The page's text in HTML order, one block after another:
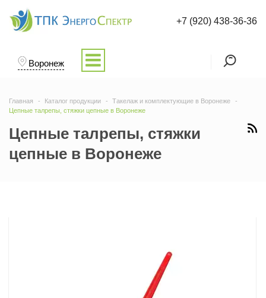
Воронеж
+7 (920) 438-36-36
Главная Каталог продукции
Такелаж и комплектующие в Воронеже
Цепные талрепы, стяжки цепные в Воронеже
Цепные талрепы, стяжки
цепные в Воронеже